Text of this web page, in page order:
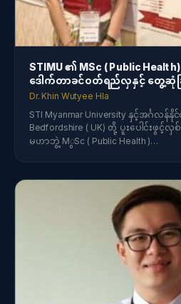
STIMU ၏ MSc ( Public
ဒေါက်တာခင်၀တ်ရည်လှနှင့် တွေ့ဆုံခ
Dr. Khin Wutyee Hla
STI Myanmar University နှင့်အင်္ဂလန်နို
Bedfordshire ( UK) တို့ ပူးပေါင်းဖွင့်
မဟာဘွဲ့ MွSc ( Public Health )…